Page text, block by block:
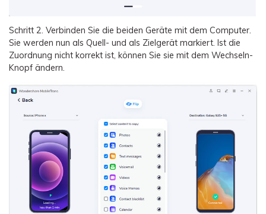
Schritt 2. Verbinden Sie die beiden Geräte mit dem Computer.
Sie werden nun als Quell- und als Zielgerät markiert. Ist die
Zuordnung nicht korrekt ist, können Sie sie mit dem Wechseln-
Knopf ändern.